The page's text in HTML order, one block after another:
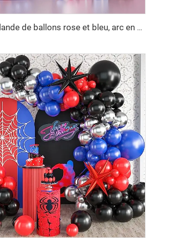
Kit de guirlande de ballons rose et bleu, arc en ballons avec confettis rose, bleu et or, décorations de ballons en latex pour révélation du sexe du bébé, fête prénatale